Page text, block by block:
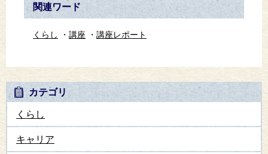
関連ワード
くらし 講座 講座レポート
カテゴリ
くらし
キャリア